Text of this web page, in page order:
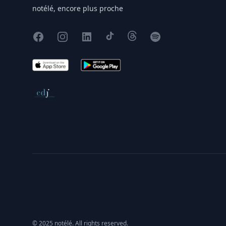
notélé, encore plus proche
FacebookInstagram
X TikTokThreadsSpotify
App Store Google Play
Conseil de déontologie journalistique
© 2025 notélé. All rights reserved.